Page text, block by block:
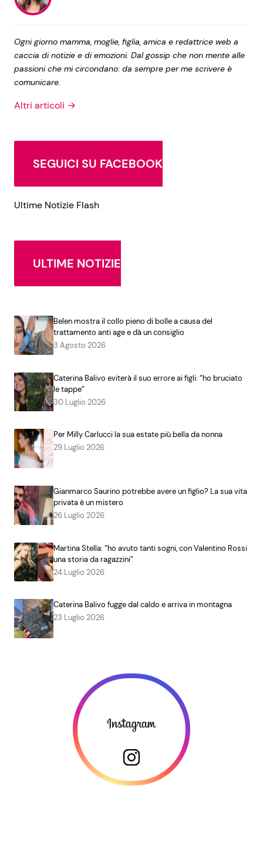
Ogni giorno mamma, moglie, figlia, amica e redattrice web a
caccia di notizie e di emozioni. Dal gossip che non mente alle
passioni che mi circondano: da sempre per me scrivere è
comunicare.
Altri articoli →
SEGUICI SU FACEBOOK
Ultime Notizie Flash
ULTIME NOTIZIE
Belen mostra il collo pieno di bolle a causa del
trattamento anti age e dà un consiglio
3 Agosto 2026
Caterina Balivo eviterà il suo errore ai figli: “ho bruciato
le tappe”
30 Luglio 2026
Per Milly Carlucci la sua estate più bella da nonna
29 Luglio 2026
Gianmarco Saurino potrebbe avere un figlio? La sua vita
privata è un mistero
26 Luglio 2026
Martina Stella: “ho avuto tanti sogni, con Valentino Rossi
una storia da ragazzini”
24 Luglio 2026
Caterina Balivo fugge dal caldo e arriva in montagna
23 Luglio 2026